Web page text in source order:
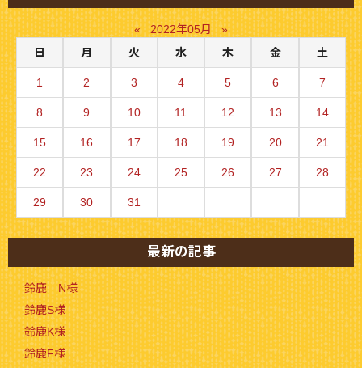
« 2022年05月
»
日
月 火 水 木 金 土
1 2 3 4 5 6 7
8 9 10 11 12 13 14
15 16 17 18 19 20 21
22 23 24 25 26 27 28
29 30 31
最新の記事
鈴鹿 N様
鈴鹿S様
鈴鹿K様
鈴鹿F様